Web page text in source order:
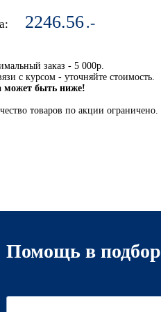
2246.56.-
заказ - 5 000р.
с курсом - уточняйте стоимость.
может быть ниже!
товаров по акции ограничено.
Помощь в